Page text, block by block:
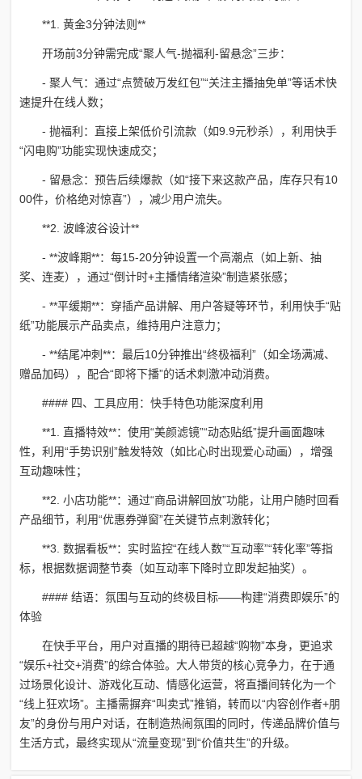
**1. 黄金3分钟法则**
开场前3分钟需完成“聚人气-抛福利-留悬念”三步：
- 聚人气：通过“点赞破万发红包”“关注主播抽免单”等话术快
速提升在线人数；
- 抛福利：直接上架低价引流款（如9.9元秒杀），利用快手
“闪电购”功能实现快速成交；
- 留悬念：预告后续爆款（如“接下来这款产品，库存只有10
00件，价格绝对惊喜”），减少用户流失。
**2. 波峰波谷设计**
- **波峰期**：每15-20分钟设置一个高潮点（如上新、抽
奖、连麦），通过“倒计时+主播情绪渲染”制造紧张感；
- **平缓期**：穿插产品讲解、用户答疑等环节，利用快手“贴
纸”功能展示产品卖点，维持用户注意力；
- **结尾冲刺**：最后10分钟推出“终极福利”（如全场满减、
赠品加码），配合“即将下播”的话术刺激冲动消费。
#### 四、工具应用：快手特色功能深度利用
**1. 直播特效**：使用“美颜滤镜”“动态贴纸”提升画面趣味
性，利用“手势识别”触发特效（如比心时出现爱心动画），增强
互动趣味性；
**2. 小店功能**：通过“商品讲解回放”功能，让用户随时回看
产品细节，利用“优惠券弹窗”在关键节点刺激转化；
**3. 数据看板**：实时监控“在线人数”“互动率”“转化率”等指
标，根据数据调整节奏（如互动率下降时立即发起抽奖）。
#### 结语：氛围与互动的终极目标——构建“消费即娱乐”的
体验
在快手平台，用户对直播的期待已超越“购物”本身，更追求
“娱乐+社交+消费”的综合体验。大人带货的核心竞争力，在于通
过场景化设计、游戏化互动、情感化运营，将直播间转化为一个
“线上狂欢场”。主播需摒弃“叫卖式”推销，转而以“内容创作者+朋
友”的身份与用户对话，在制造热闹氛围的同时，传递品牌价值与
生活方式，最终实现从“流量变现”到“价值共生”的升级。